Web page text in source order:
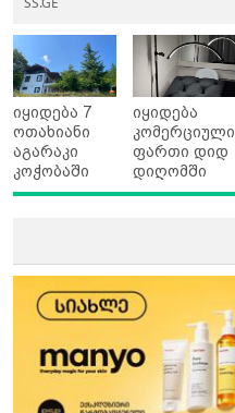
იყიდება 7
ოთახიანი
აგარაკი
კოჭობაში
იყიდება
კომერციული
ფართი დიდ
დიღომში